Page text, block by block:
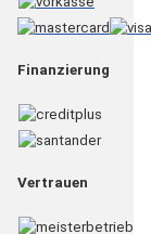
Finanzierung
Vertrauen